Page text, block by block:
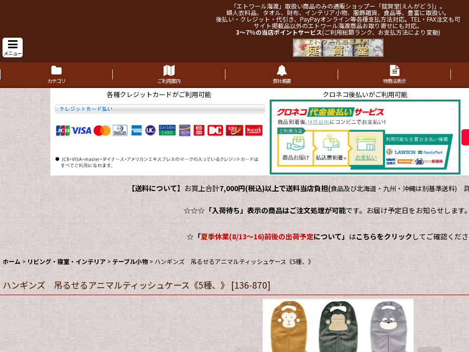
「エトワール海渡」取扱い商品のみの通販ショップー「莚賀堂(えんがどう)」。
婦人衣料品、タオル、財布、インテリア小物、服飾雑貨、食品等、豊富に取扱い。
後払い・クレジット・代引き、PayPayオンライン等各種支払方法対応。TEL・FAX注文も可
サイト掲載品以外のエトワール海渡商品お取り寄せにも対応。
3～7%の当店ポイントサービス(ご利用総額ランク、お支払方法により変動)
メニュー
カテゴリ ご利用案内 弊社概要 特商法表示
各種クレジットカードがご利用可能 クロネコ後払いがご利用可能
【送料について】 お買上合計7,000円(税込)以上で送料当店負担(食品及び北海道・九州・沖縄は別基準送料)詳
☆☆☆「入荷待ち」表示の商品はご注文処理が可能です。お届け予定日をお知らせしま
☆ 「夏季休業(8/13～16)前後の出荷予定について」 はこちらをクリックしてご確認くだ
ホーム > リビング・寝室・インテリア >テーブル小物 > ハンギンズ 吊るせるアニマルティッシュケース《5種、》
ハンギンズ 吊るせるアニマルティッシュケース《5種、》 [136-870]